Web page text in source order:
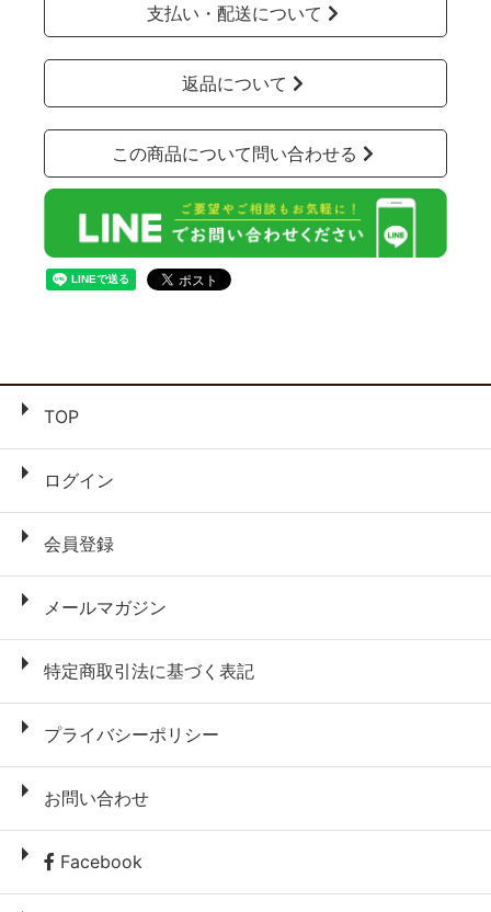
支払い・配送について
返品について
この商品について問い合わせる
TOP
ログイン
会員登録
メールマガジン
特定商取引法に基づく表記
プライバシーポリシー
お問い合わせ
Facebook